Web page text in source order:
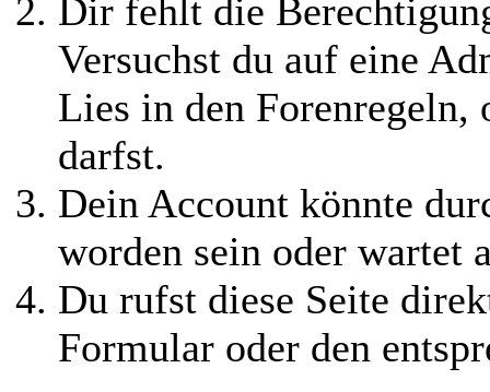
Dir fehlt die
Versuchst du auf eine
Lies in den Forenregeln,
darfst.
Dein Account könnte
worden sein oder wartet
Du rufst diese Seite
Formular oder den